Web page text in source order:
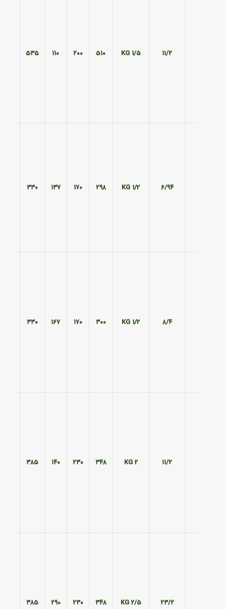
۱۱/۲ 1/5 KG ۵۱۰ ۲۰۰ ۱۱۰ ۵۳۵
۶/۹۴ 1/2 KG ۲۹۸ ۱۷۰ ۱۳۷ ۳۳۰
۸/۴ 1/2 KG ۳۰۰ ۱۷۰ ۱۶۷ ۳۳۰
۱۱/۲ 2 KG ۳۴۸ ۲۳۰ ۱۴۰ ۳۸۵
۲۳/۲ 2/5 KG ۳۴۸ ۲۳۰ ۲۹۰ ۳۸۵